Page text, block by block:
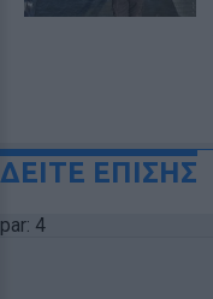
ΔΕΙΤΕ ΕΠΙΣΗΣ
par: 4